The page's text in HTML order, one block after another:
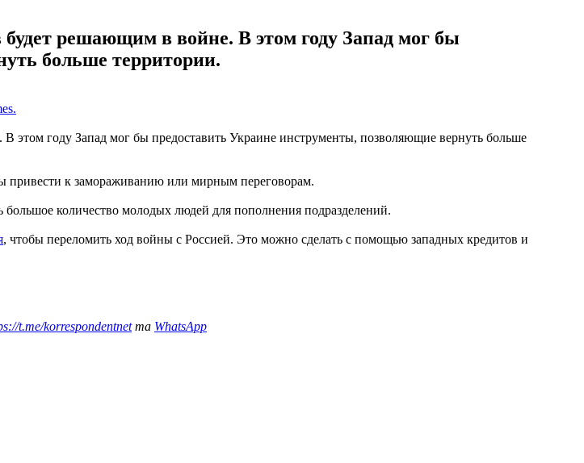
решающим в войне. В этом году Запад мог бы
больше территории.
этом году Запад мог бы предоставить Украине инструменты, позволяющие вернуть больше
привести к замораживанию или мирным переговорам.
количество молодых людей для пополнения подразделений.
, чтобы переломить ход войны с Россией. Это можно сделать с помощью западных кредитов и
t.me/korrespondentnetта WhatsApp